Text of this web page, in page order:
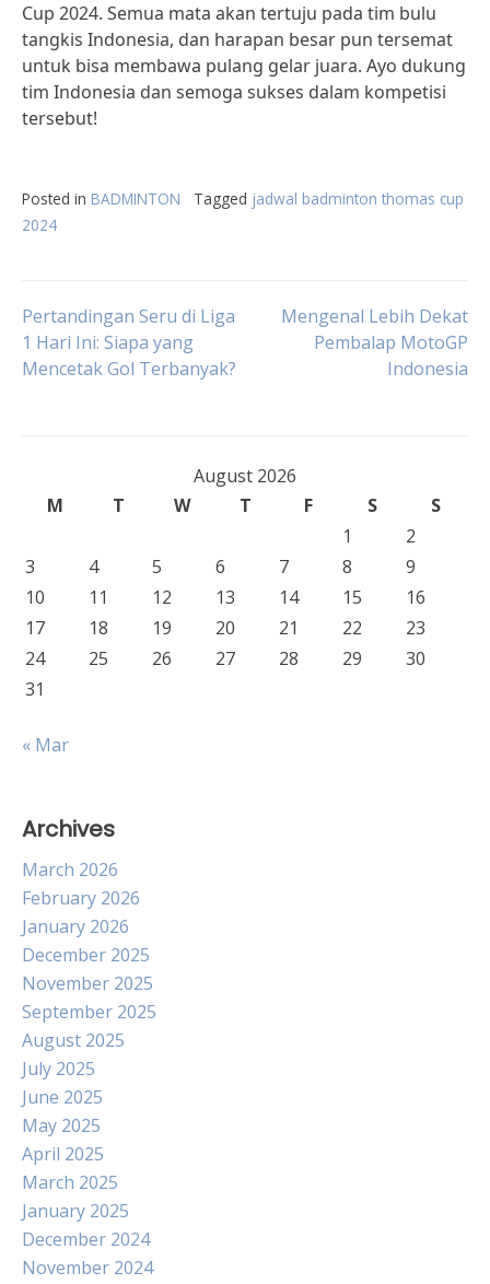
Cup 2024. Semua mata akan tertuju pada tim bulu
tangkis Indonesia, dan harapan besar pun tersemat
untuk bisa membawa pulang gelar juara. Ayo dukung
tim Indonesia dan semoga sukses dalam kompetisi
tersebut!
Posted in BADMINTON Tagged jadwal badminton thomas cup
2024
Post
navigation
Pertandingan Seru di Liga
1 Hari Ini: Siapa yang
Mencetak Gol Terbanyak?
Mengenal Lebih Dekat
Pembalap MotoGP
Indonesia
August 2026
M
T W T F S
S
1
2
3
4 5 6 7 8
9
10
11 12 13 14 15
16
17
18 19 20 21 22
23
24
25 26 27 28 29
30
31
« Mar
Archives
March 2026
February 2026
January 2026
December 2025
November 2025
September 2025
August 2025
July 2025
June 2025
May 2025
April 2025
March 2025
January 2025
December 2024
November 2024